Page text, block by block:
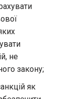
не
закону;
як